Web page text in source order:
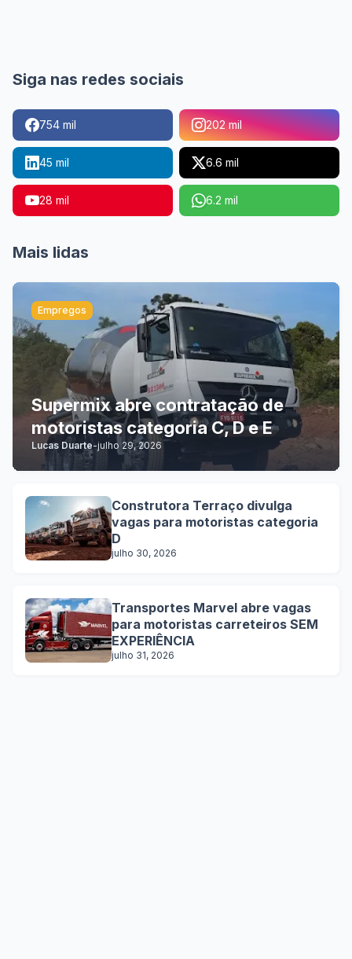
Siga nas redes sociais
754 mil 202 mil
45 mil 6.6 mil
28 mil 6.2 mil
Mais lidas
Empregos
Supermix abre contratação de
motoristas categoria C, D e E
Lucas Duarte-julho 29, 2026
Construtora Terraço divulga
vagas para motoristas categoria
D
julho 30, 2026
Transportes Marvel abre vagas
para motoristas carreteiros SEM
EXPERIÊNCIA
julho 31, 2026